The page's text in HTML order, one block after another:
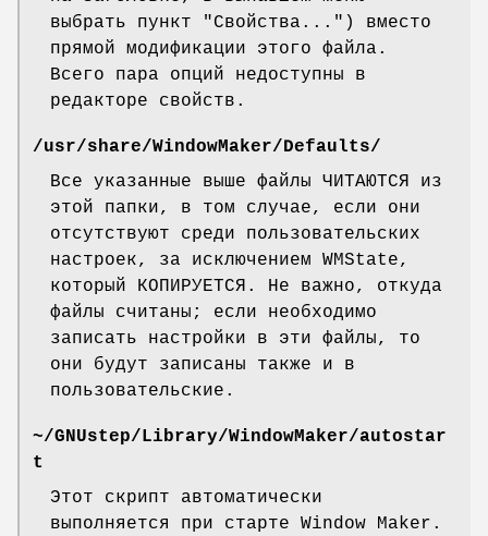
выбрать пункт "Свойства...") вместо
прямой модификации этого файла.
Всего пара опций недоступны в
редакторе свойств.
/usr/share/WindowMaker/Defaults/
Все указанные выше файлы ЧИТАЮТСЯ из
этой папки, в том случае, если они
отсутствуют среди пользовательских
настроек, за исключением WMState,
который КОПИРУЕТСЯ. Не важно, откуда
файлы считаны; если необходимо
записать настройки в эти файлы, то
они будут записаны также и в
пользовательские.
~/GNUstep/Library/WindowMaker/autostar
t
Этот скрипт автоматически
выполняется при старте Window Maker.